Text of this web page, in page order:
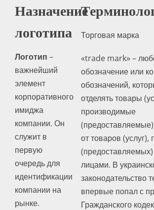
Назначение
логотипа
Логотип –
важнейший
элемент
корпоративного
имиджа
компании. Он
служит в
первую
очередь для
идентификации
компании на
рынке.
Торговая марка
«trade mark» –
обозначение или
обозначений,
отделять товары
производимые
от товаров
лицами. В
законодательство
впервые попал с
Гражданского